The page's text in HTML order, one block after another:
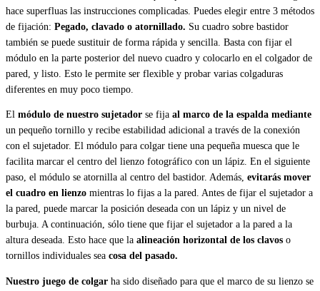
hace superfluas las instrucciones complicadas. Puedes elegir entre 3 métodos
de fijación: Pegado, clavado o atornillado. Su cuadro sobre bastidor
también se puede sustituir de forma rápida y sencilla. Basta con fijar el
módulo en la parte posterior del nuevo cuadro y colocarlo en el colgador de
pared, y listo. Esto le permite ser flexible y probar varias colgaduras
diferentes en muy poco tiempo.
El módulo de nuestro sujetador se fija al marco de la espalda mediante
un pequeño tornillo y recibe estabilidad adicional a través de la conexión
con el sujetador. El módulo para colgar tiene una pequeña muesca que le
facilita marcar el centro del lienzo fotográfico con un lápiz. En el siguiente
paso, el módulo se atornilla al centro del bastidor. Además, evitarás mover
el cuadro en lienzo mientras lo fijas a la pared. Antes de fijar el sujetador a
la pared, puede marcar la posición deseada con un lápiz y un nivel de
burbuja. A continuación, sólo tiene que fijar el sujetador a la pared a la
altura deseada. Esto hace que la alineación horizontal de los clavos o
tornillos individuales sea cosa del pasado.
Nuestro juego de colgar ha sido diseñado para que el marco de su lienzo se